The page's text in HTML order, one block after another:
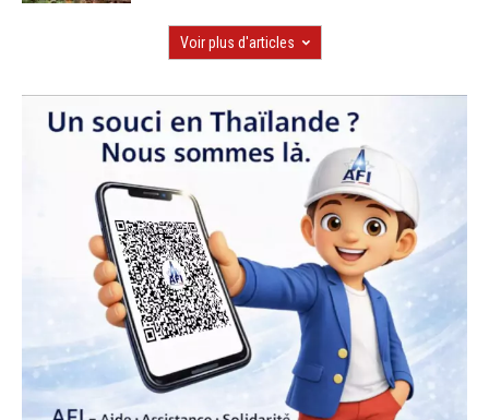
Voir plus d'articles